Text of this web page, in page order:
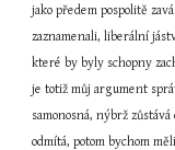
jako předem pospolitě
zaznamenali, liberální
které by byly schopny
je totiž můj argument
samonosná, nýbrž
odmítá, potom bychom